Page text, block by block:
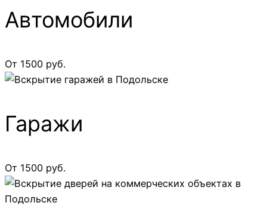
Автомобили
От 1500 руб.
Гаражи
От 1500 руб.